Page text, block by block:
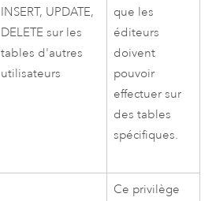
INSERT, UPDATE,
DELETE sur les
tables d'autres
utilisateurs
que les
éditeurs
doivent
pouvoir
effectuer sur
des tables
spécifiques.
Ce privilège